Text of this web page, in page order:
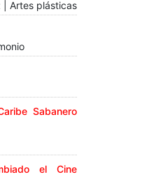
| Artes plásticas
Sabanero
el Cine